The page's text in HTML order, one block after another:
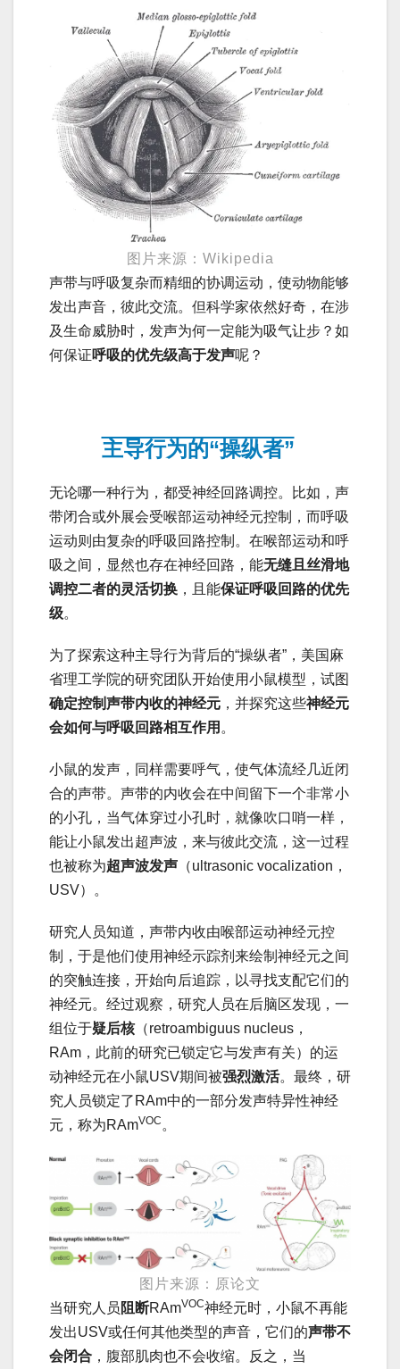
图片来源：Wikipedia
声带与呼吸复杂而精细的协调运动，使动物能够
发出声音，彼此交流。但科学家依然好奇，在涉
及生命威胁时，发声为何一定能为吸气让步？如
何保证呼吸的优先级高于发声呢？
主导行为的“操纵者”
无论哪一种行为，都受神经回路调控。比如，声
带闭合或外展会受喉部运动神经元控制，而呼吸
运动则由复杂的呼吸回路控制。在喉部运动和呼
吸之间，显然也存在神经回路，能无缝且丝滑地
调控二者的灵活切换 ，且能保证呼吸回路的优先
级。
为了探索这种主导行为背后的“操纵者”，美国麻
省理工学院的研究团队开始使用小鼠模型，试图
确定控制声带内收的神经元 ，并探究这些神经元
会如何与呼吸回路相互作用 。
小鼠的发声，同样需要呼气，使气体流经几近闭
合的声带。声带的内收会在中间留下一个非常小
的小孔，当气体穿过小孔时，就像吹口哨一样，
能让小鼠发出超声波，来与彼此交流，这一过程
也被称为超声波发声 （ultrasonic vocalization，
USV）。
研究人员知道，声带内收由喉部运动神经元控
制，于是他们使用神经示踪剂来绘制神经元之间
的突触连接，开始向后追踪，以寻找支配它们的
神经元。经过观察，研究人员在后脑区发现，一
组位于疑后核（retroambiguus nucleus，
RAm，此前的研究已锁定它与发声有关）的运
动神经元在小鼠USV期间被强烈激活。最终，研
究人员锁定了RAm中的一部分发声特异性神经
元，称为RAmVOC 。
图片来源：原论文
当研究人员阻断RAmVOC神经元时，小鼠不再能
发出USV或任何其他类型的声音，它们的声带不
会闭合 ，腹部肌肉也不会收缩。反之，当